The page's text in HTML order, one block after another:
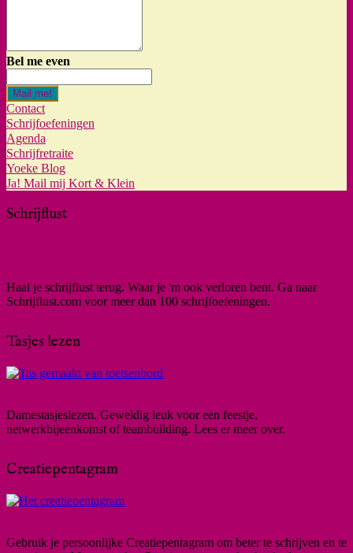
Bel me even
Mail me!
Contact
Schrijfoefeningen
Agenda
Schrijfretraite
Yoeke Blog
Ja! Mail mij Kort & Klein
Schrijflust
Haal je schrijflust terug. Waar je 'm ook verloren bent. Ga naar
Schrijflust.com voor meer dan 100 schrijfoefeningen.
Tasjes lezen
Damestasjeslezen. Geweldig leuk voor een feestje,
netwerkbijeenkomst of teambuilding. Lees er meer over.
Creatiepentagram
Gebruik je persoonlijke Creatiepentagram om beter te schrijven en te